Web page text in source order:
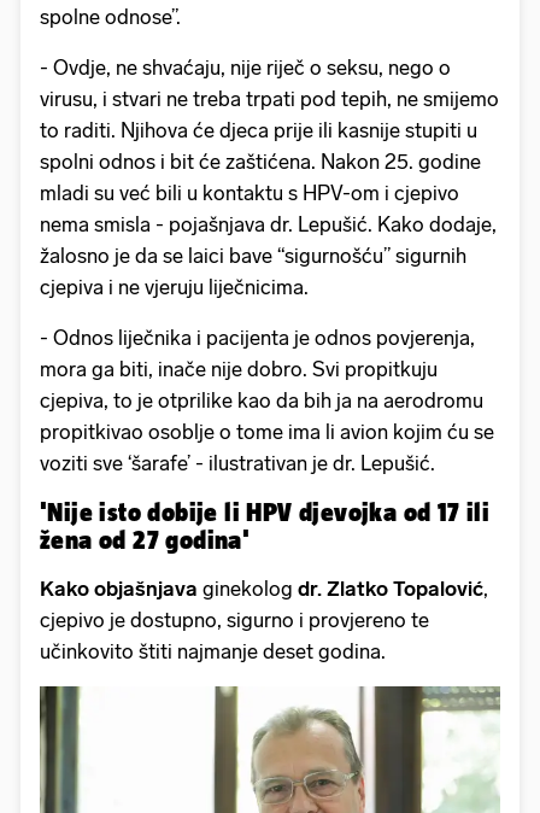
spolne odnose”.
- Ovdje, ne shvaćaju, nije riječ o seksu, nego o
virusu, i stvari ne treba trpati pod tepih, ne smijemo
to raditi. Njihova će djeca prije ili kasnije stupiti u
spolni odnos i bit će zaštićena. Nakon 25. godine
mladi su već bili u kontaktu s HPV-om i cjepivo
nema smisla - pojašnjava dr. Lepušić. Kako dodaje,
žalosno je da se laici bave “sigurnošću” sigurnih
cjepiva i ne vjeruju liječnicima.
- Odnos liječnika i pacijenta je odnos povjerenja,
mora ga biti, inače nije dobro. Svi propitkuju
cjepiva, to je otprilike kao da bih ja na aerodromu
propitkivao osoblje o tome ima li avion kojim ću se
voziti sve ‘šarafe’ - ilustrativan je dr. Lepušić.
'Nije isto dobije li HPV djevojka od 17 ili
žena od 27 godina'
Kako objašnjava ginekolog dr. Zlatko Topalović,
cjepivo je dostupno, sigurno i provjereno te
učinkovito štiti najmanje deset godina.